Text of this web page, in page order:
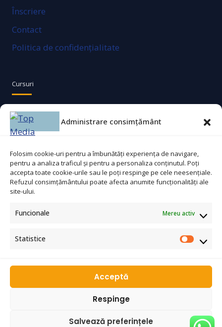
Administrare consimțământ
Folosim cookie-uri pentru a îmbunătăți experiența de navigare,
pentru a analiza traficul și pentru a personaliza conținutul. Poți
accepta toate cookie-urile sau le poți respinge pe cele neesențiale.
Refuzul consimțământului poate afecta anumite funcționalități ale
site-ului.
Funcionale Mereu activ
Statistice
Acceptă
Respinge
Salvează preferințele
Înscriere
Contact
Politica de confidențialitate
Cursuri
Agent securitate
Bucătar
Ajutor bucătar
Lucrător comercial
Contact
☎0753 311 965
© 2026 Top Media - Toate drepturile rezervate